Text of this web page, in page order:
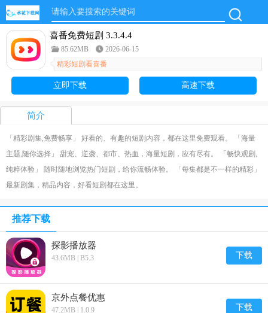
喜番免费短剧 3.3.4.4
85.62MB
2026-06-15
精彩短剧看喜番
立即下载 高速下载
简介
「精彩剧集,免费畅享」 好看的、有趣的短剧内容，都在这里免费观看。 「海量
主题,随你选择」 甜宠、逆袭、都市、热血，海量短剧，应有尽有。 「畅快观剧,
纯粹体验」 随时随地浏览热门短剧，给你流畅体验。 「每集都是不一样的精彩」
最新剧集，精品内容，好看短剧都在这里。
推荐下载
探影播放器
43.6MB | B5.3 下载
京外点餐优惠
47.2MB | 1.0.9 下载